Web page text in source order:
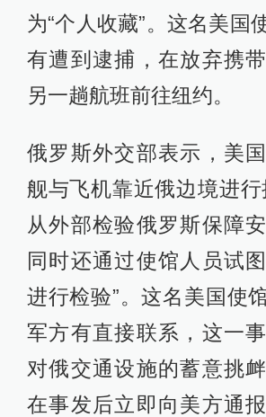
为“个人收藏”。这名美国
有遭到逮捕，在放弃携
另一趟航班前往纽约。
俄罗斯外交部表示，美
舰与飞机靠近俄边境进行
从外部检验俄罗斯保障
同时还通过使馆人员试
进行检验”。这名美国使
军方有直接联系，这一
对俄交通设施的蓄意挑
在事发后立即向美方通